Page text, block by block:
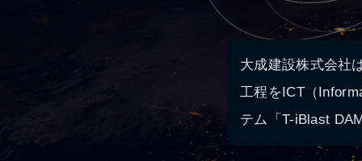
大成建設株式会社
工程をICT（
テム「T-iBlast